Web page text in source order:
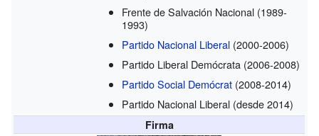
Frente de Salvación Nacional (1989-
1993)
Partido Nacional Liberal (2000-2006)
Partido Liberal Demócrata (2006-2008)
Partido Social Demócrat (2008-2014)
Partido Nacional Liberal (desde 2014)
Firma